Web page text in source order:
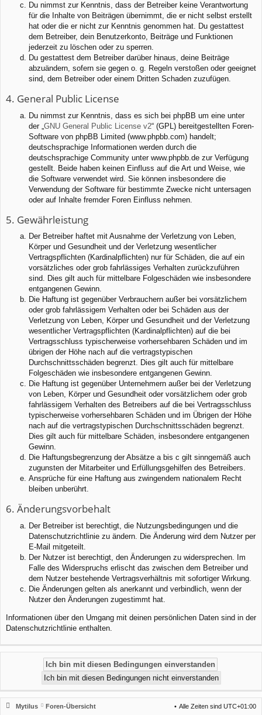
Du nimmst zur Kenntnis, dass der Betreiber keine Verantwortung
für die Inhalte von Beiträgen übernimmt, die er nicht selbst erstellt
hat oder die er nicht zur Kenntnis genommen hat. Du gestattest
dem Betreiber, dein Benutzerkonto, Beiträge und Funktionen
jederzeit zu löschen oder zu sperren.
Du gestattest dem Betreiber darüber hinaus, deine Beiträge
abzuändern, sofern sie gegen o. g. Regeln verstoßen oder geeignet
sind, dem Betreiber oder einem Dritten Schaden zuzufügen.
4. General Public License
Du nimmst zur Kenntnis, dass es sich bei phpBB um eine unter
der „ GNU General Public License v2“ (GPL) bereitgestellten Foren-
Software von phpBB Limited (www.phpbb.com) handelt;
deutschsprachige Informationen werden durch die
deutschsprachige Community unter www.phpbb.de zur Verfügung
gestellt. Beide haben keinen Einfluss auf die Art und Weise, wie
die Software verwendet wird. Sie können insbesondere die
Verwendung der Software für bestimmte Zwecke nicht untersagen
oder auf Inhalte fremder Foren Einfluss nehmen.
5. Gewährleistung
Der Betreiber haftet mit Ausnahme der Verletzung von Leben,
Körper und Gesundheit und der Verletzung wesentlicher
Vertragspflichten (Kardinalpflichten) nur für Schäden, die auf ein
vorsätzliches oder grob fahrlässiges Verhalten zurückzuführen
sind. Dies gilt auch für mittelbare Folgeschäden wie insbesondere
entgangenen Gewinn.
Die Haftung ist gegenüber Verbrauchern außer bei vorsätzlichem
oder grob fahrlässigem Verhalten oder bei Schäden aus der
Verletzung von Leben, Körper und Gesundheit und der Verletzung
wesentlicher Vertragspflichten (Kardinalpflichten) auf die bei
Vertragsschluss typischerweise vorhersehbaren Schäden und im
übrigen der Höhe nach auf die vertragstypischen
Durchschnittsschäden begrenzt. Dies gilt auch für mittelbare
Folgeschäden wie insbesondere entgangenen Gewinn.
Die Haftung ist gegenüber Unternehmern außer bei der Verletzung
von Leben, Körper und Gesundheit oder vorsätzlichem oder grob
fahrlässigem Verhalten des Betreibers auf die bei Vertragsschluss
typischerweise vorhersehbaren Schäden und im Übrigen der Höhe
nach auf die vertragstypischen Durchschnittsschäden begrenzt.
Dies gilt auch für mittelbare Schäden, insbesondere entgangenen
Gewinn.
Die Haftungsbegrenzung der Absätze a bis c gilt sinngemäß auch
zugunsten der Mitarbeiter und Erfüllungsgehilfen des Betreibers.
Ansprüche für eine Haftung aus zwingendem nationalem Recht
bleiben unberührt.
6. Änderungsvorbehalt
Der Betreiber ist berechtigt, die Nutzungsbedingungen und die
Datenschutzrichtlinie zu ändern. Die Änderung wird dem Nutzer per
E-Mail mitgeteilt.
Der Nutzer ist berechtigt, den Änderungen zu widersprechen. Im
Falle des Widerspruchs erlischt das zwischen dem Betreiber und
dem Nutzer bestehende Vertragsverhältnis mit sofortiger Wirkung.
Die Änderungen gelten als anerkannt und verbindlich, wenn der
Nutzer den Änderungen zugestimmt hat.
Informationen über den Umgang mit deinen persönlichen Daten sind in der
Datenschutzrichtlinie enthalten.
Mytilus Foren-Übersicht Alle Zeiten sind UTC+01:00